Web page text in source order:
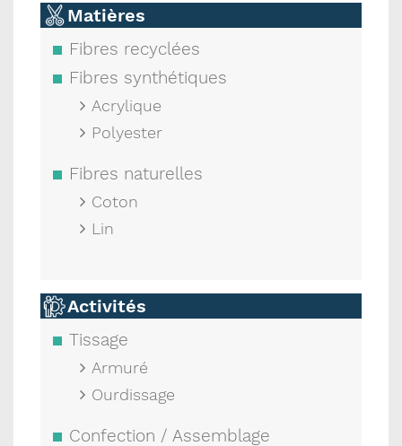
Matières
Fibres recyclées
Fibres synthétiques
Acrylique
Polyester
Fibres naturelles
Coton
Lin
Activités
Tissage
Armuré
Ourdissage
Confection / Assemblage